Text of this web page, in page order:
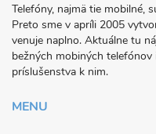
O
PROJEKTE
FONY.SK
Telefóny, najmä tie mobilné,
Preto sme v apríli 2005
venuje naplno. Aktuálne tu
bežných mobiných
príslušenstva k nim.
MENU